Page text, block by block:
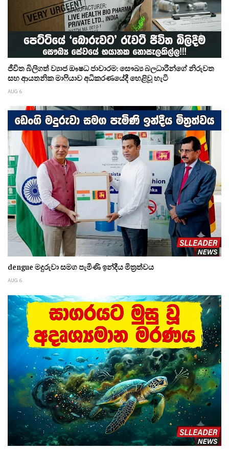
ජීවිත බිලිගත් ව්‍යාජ ඖෂධ ජාවාරම: සෞඛ්‍ය බලධාරීන්ගේ නිරුවත
සහ ආයතනික මාෆියාව අධිකරණයේදී හෙළිවූ හැටි
AUG 6
dengue මදුරුවා සමග පැමිණි ඉන්දීය මිත්‍රත්වය
AUG 6